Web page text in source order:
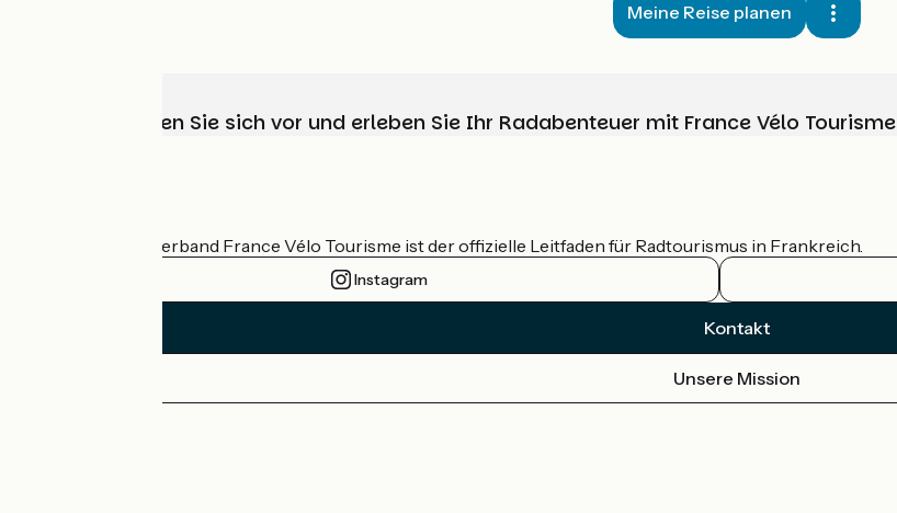
Meine Reise planen
Wählen, bereiten Sie sich vor und erleben Sie Ihr Radabenteuer mit France Vélo Tourisme
Der nationale Verband France Vélo Tourisme ist der offizielle Leitfaden für Radtourismus in Frankreich.
Instagram
Kontakt
Unsere Mission